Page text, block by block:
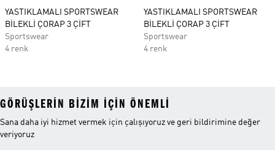
YASTIKLAMALI SPORTSWEAR
BİLEKLİ ÇORAP 3 ÇİFT
Sportswear
4 renk
YASTIKLAMALI SPORTSWEAR
BİLEKLİ ÇORAP 3 ÇİFT
Sportswear
4 renk
GÖRÜŞLERIN BIZIM IÇIN ÖNEMLI
Sana daha iyi hizmet vermek için çalışıyoruz ve geri bildirimine değer
veriyoruz